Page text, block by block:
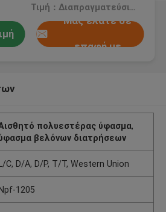
Τιμή：Διαπραγματεύσιμος
Μας ελάτε σε
επαφή με
πολυεστέρας ύφασμα,
βελόνων διατρήσεων
C, D/A, D/P, T/T, Western Union
1205